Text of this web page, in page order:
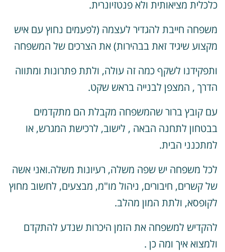
מציאותית ולא פנטזיונרית.
חייבת להגדיר לעצמה (לפעמים נחוץ עם איש
שיגיד זאת בבהירות) את הצרכים של המשפחה
לשקף כמה זה עולה, ולתת פתרונות ומתווה
, המצפן לבנייה בראש שקט.
קובץ ברור שהמשפחה מקבלת הם מתקדמים
לתחנה הבאה , לישוב, לרכישת המגרש, או
הבית.
משפחה יש שפה משלה, רעיונות משלה.ואני אשה
קשרים, חיבורים, ניהול מו"מ, מבצעים, לחשוב מחוץ
ולתת המון מהלב.
למשפחה את הזמן היכרות שנדע להתקדם
איך ומה כן .